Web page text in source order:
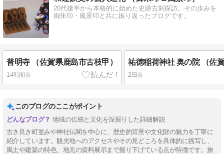
20代後半から本格的に始めた史跡古刹探訪。その歩みを
御朱印・風景印と共に振り返ったブログです。
普明寺 （佐賀県鹿島市古枝甲）
14時間前 2日前
このブログのここがポイント
地域の伝統と文化を深掘りした詳細解説
古き良き町並みや神社仏閣を中心に、歴史的背景や文化財の魅力を丁寧に
紹介しています。観光地へのアクセスやその見どころを具体的に描写し、
風土や建築の特色、地元の資料展示まで掘り下げている点が特徴です。旅